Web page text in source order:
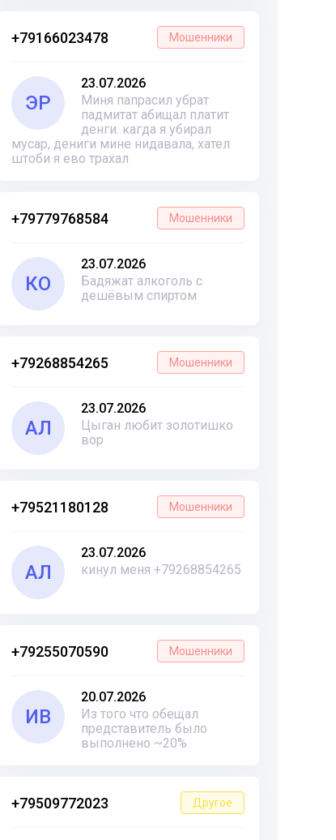
+79166023478 Мошенники
ЭР
23.07.2026
Миня папрасил убрат
падмитат абищал платит
денги. кагда я убирал
мусар, дениги мине нидавала, хател
штоби я ево трахал
+79779768584 Мошенники
КО
23.07.2026
Бадяжат алкоголь с
дешёвым спиртом
+79268854265 Мошенники
АЛ
23.07.2026
Цыган любит золотишко
вор
+79521180128 Мошенники
АЛ
23.07.2026
кинул меня +79268854265
+79255070590 Мошенники
ИВ
20.07.2026
Из того что обещал
представитель было
выполнено ~20%
+79509772023 Другое